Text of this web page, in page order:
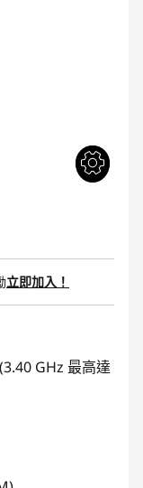
立即加入！
GHz 最高達